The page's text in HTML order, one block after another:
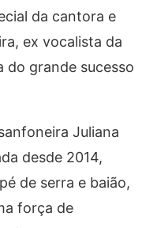
da cantora e
ex vocalista da
do grande sucesso
Juliana
desde 2014,
de serra e baião,
força de